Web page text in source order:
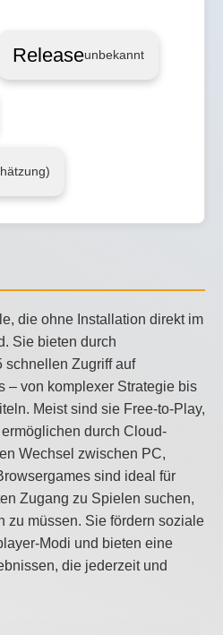
Releaseunbekannt
die ohne Installation direkt im
Sie bieten durch
schnellen Zugriff auf
– von komplexer Strategie bis
Meist sind sie Free-to-Play,
durch Cloud-
Wechsel zwischen PC,
sind ideal für
Zugang zu Spielen suchen,
zu müssen. Sie fördern soziale
Modi und bieten eine
die jederzeit und